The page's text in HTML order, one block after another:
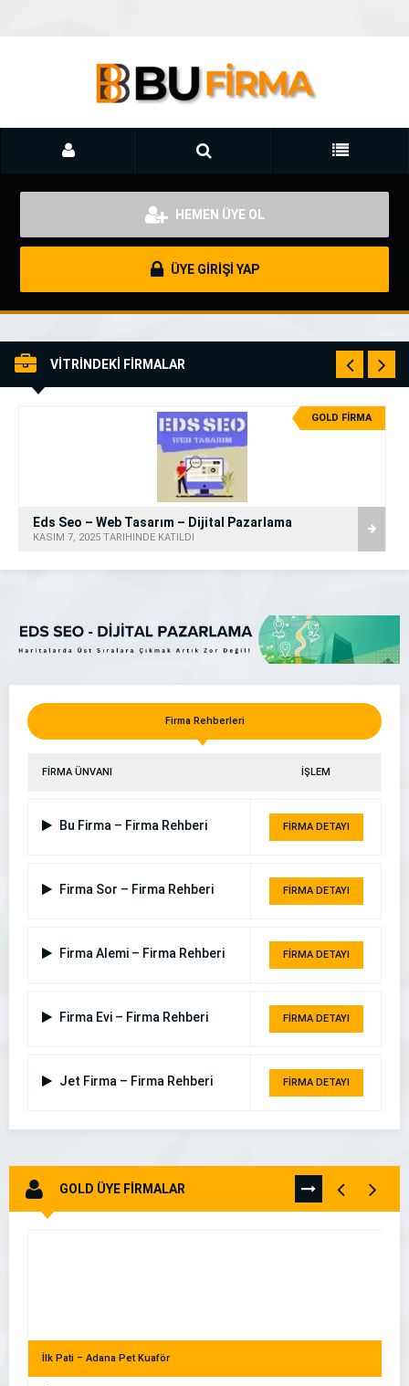
HEMEN ÜYE OL
ÜYE GİRİŞİ YAP
VİTRİNDEKİ FİRMALAR
GOLD FİRMA
Eds Seo – Web Tasarım – Dijital Pazarlama
KASIM 7, 2025 TARİHİNDE KATILDI
Firma Rehberleri
FİRMA ÜNVANI İŞLEM
Bu Firma – Firma Rehberi FİRMA DETAYI
Firma Sor – Firma Rehberi FİRMA DETAYI
Firma Alemi – Firma Rehberi FİRMA DETAYI
Firma Evi – Firma Rehberi FİRMA DETAYI
Jet Firma – Firma Rehberi FİRMA DETAYI
GOLD ÜYE FİRMALAR TÜMÜNÜ
GÖR
İlk Pati – Adana Pet Kuaför